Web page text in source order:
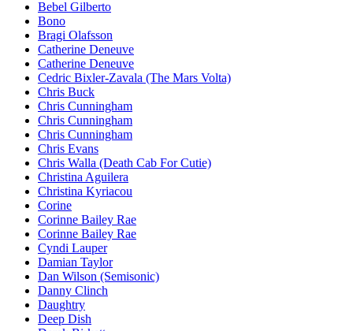
Bebel Gilberto
Bono
Bragi Olafsson
Catherine Deneuve
Catherine Deneuve
Cedric Bixler-Zavala (The Mars Volta)
Chris Buck
Chris Cunningham
Chris Cunningham
Chris Cunningham
Chris Evans
Chris Walla (Death Cab For Cutie)
Christina Aguilera
Christina Kyriacou
Corine
Corinne Bailey Rae
Corinne Bailey Rae
Cyndi Lauper
Damian Taylor
Dan Wilson (Semisonic)
Danny Clinch
Daughtry
Deep Dish